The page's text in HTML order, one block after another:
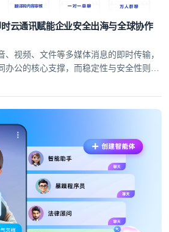
云通讯赋能企业安全出海与全球协作
、视频、文件等多媒体消息的即时传输，
办公的核心支撑，而稳定性与安全性则是